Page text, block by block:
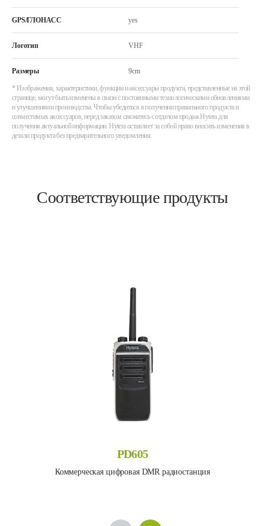
GPS/ГЛОНАСС yes
Логотип VHF
Размеры 9cm
* Изображения, характеристики, функции и аксессуары продукта, представленные на этой
странице, могут быть изменены в связи с постоянными технологическими обновлениями
и улучшениями производства. Чтобы убедиться в получении правильного продукта и
совместимых аксессуаров, перед заказом свяжитесь с отделом продаж Hytera для
получения актуальной информации. Hytera оставляет за собой право вносить изменения в
детали продукта без предварительного уведомления.
Соответствующие продукты
PD605
Коммерческая цифровая DMR радиостанция